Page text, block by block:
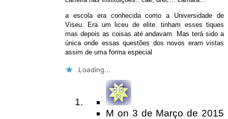
a escola era conhecida como a Universidade de
Viseu. Era um liceu de elite. tinham esses tiques
mas depois as coisas até andavam. Mas terá sido a
única onde essas questões dos novos eram vistas
assim de uma forma especial
Loading...
M on 3 de Março de 2015